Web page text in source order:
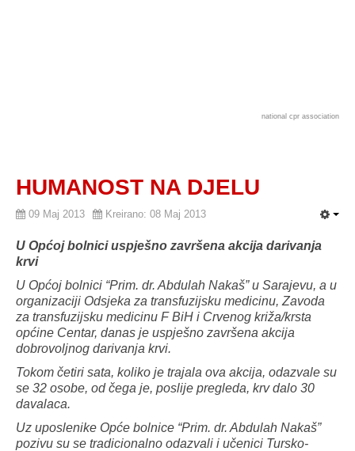
national cpr association
HUMANOST NA DJELU
09 Maj 2013 Kreirano: 08 Maj 2013
U Općoj bolnici uspješno završena akcija darivanja
krvi
U Općoj bolnici “Prim. dr. Abdulah Nakaš” u Sarajevu, a u
organizaciji Odsjeka za transfuzijsku medicinu, Zavoda
za transfuzijsku medicinu F BiH i Crvenog križa/krsta
općine Centar, danas je uspješno završena akcija
dobrovoljnog darivanja krvi.
Tokom četiri sata, koliko je trajala ova akcija, odazvale su
se 32 osobe, od čega je, poslije pregleda, krv dalo 30
davalaca.
Uz uposlenike Opće bolnice “Prim. dr. Abdulah Nakaš”
pozivu su se tradicionalno odazvali i učenici Tursko-